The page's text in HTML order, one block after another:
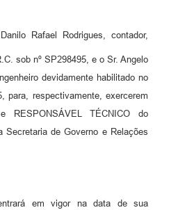
Rafael Rodrigues, contador,
sob nº SP298495, e o Sr. Angelo
devidamente habilitado no
para, respectivamente, exercerem
TÉCNICO do
de Governo e Relações
em vigor na data de sua